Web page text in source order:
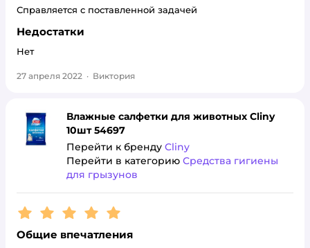
Справляется с поставленной задачей
Недостатки
Нет
27 апреля 2022 · Виктория
Влажные салфетки для животных Cliny
10шт 54697
Перейти к бренду Cliny
Перейти в категорию Средства гигиены
для грызунов
Рейтинг:5
Общие впечатления